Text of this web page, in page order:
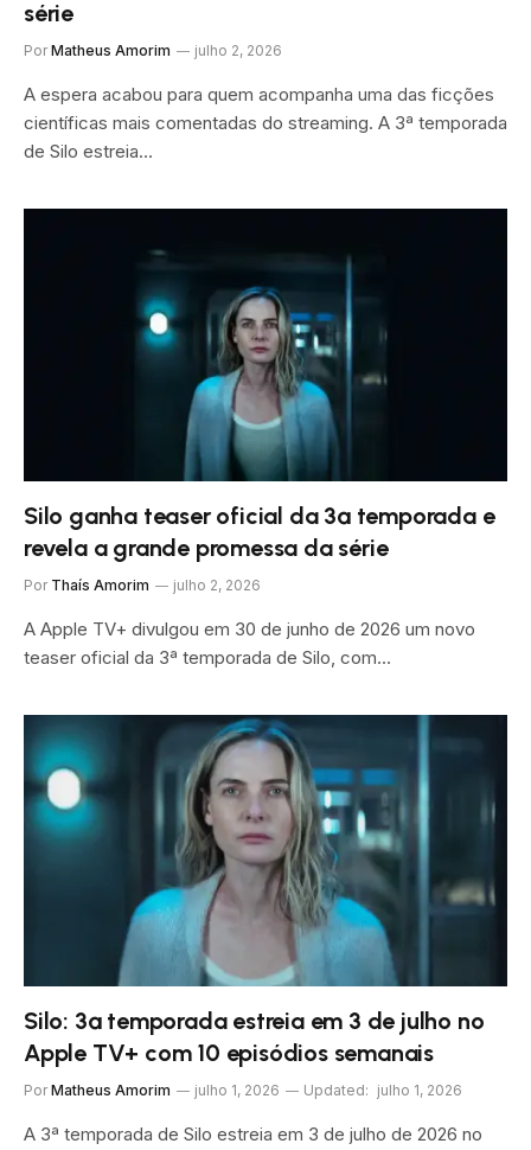
série
Por Matheus Amorim julho 2, 2026
A espera acabou para quem acompanha uma das ficções
científicas mais comentadas do streaming. A 3ª temporada
de Silo estreia…
Silo ganha teaser oficial da 3ª temporada e
revela a grande promessa da série
Por Thaís Amorim julho 2, 2026
A Apple TV+ divulgou em 30 de junho de 2026 um novo
teaser oficial da 3ª temporada de Silo, com…
Silo: 3ª temporada estreia em 3 de julho no
Apple TV+ com 10 episódios semanais
Por Matheus Amorim julho 1, 2026 Updated: julho 1, 2026
A 3ª temporada de Silo estreia em 3 de julho de 2026 no